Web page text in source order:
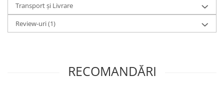
Transport și Livrare
Review-uri(1)
RECOMANDĂRI